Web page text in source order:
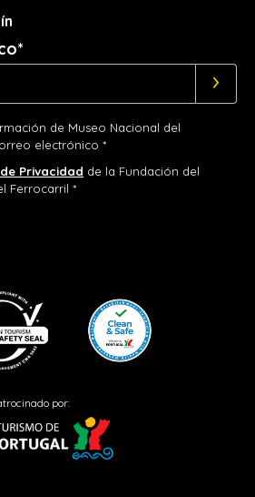
de Museo Nacional del
electrónico *
Privacidad de la Fundación del
Ferrocarril *
por: